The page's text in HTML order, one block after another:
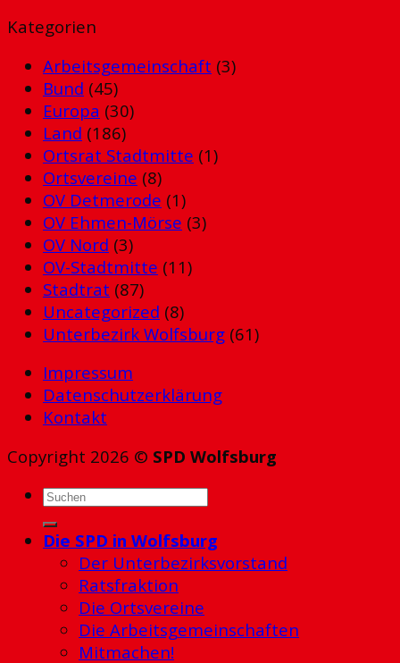
Kategorien
Arbeitsgemeinschaft (3)
Bund (45)
Europa (30)
Land (186)
Ortsrat Stadtmitte (1)
Ortsvereine (8)
OV Detmerode (1)
OV Ehmen-Mörse (3)
OV Nord (3)
OV-Stadtmitte (11)
Stadtrat (87)
Uncategorized (8)
Unterbezirk Wolfsburg (61)
Impressum
Datenschutzerklärung
Kontakt
Copyright 2026 © SPD Wolfsburg
Die SPD in Wolfsburg
Der Unterbezirksvorstand
Ratsfraktion
Die Ortsvereine
Die Arbeitsgemeinschaften
Mitmachen!